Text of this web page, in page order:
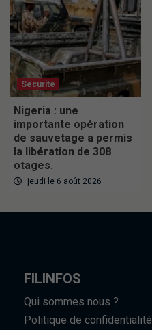
Securite
Nigeria : une
importante opération
de sauvetage a permis
la libération de 308
otages.
jeudi le 6 août 2026
FILINFOS
Qui sommes nous ?
Politique de confidentialité